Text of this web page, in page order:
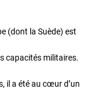
(dont la Suède) est
capacités militaires.
il a été au cœur d’un